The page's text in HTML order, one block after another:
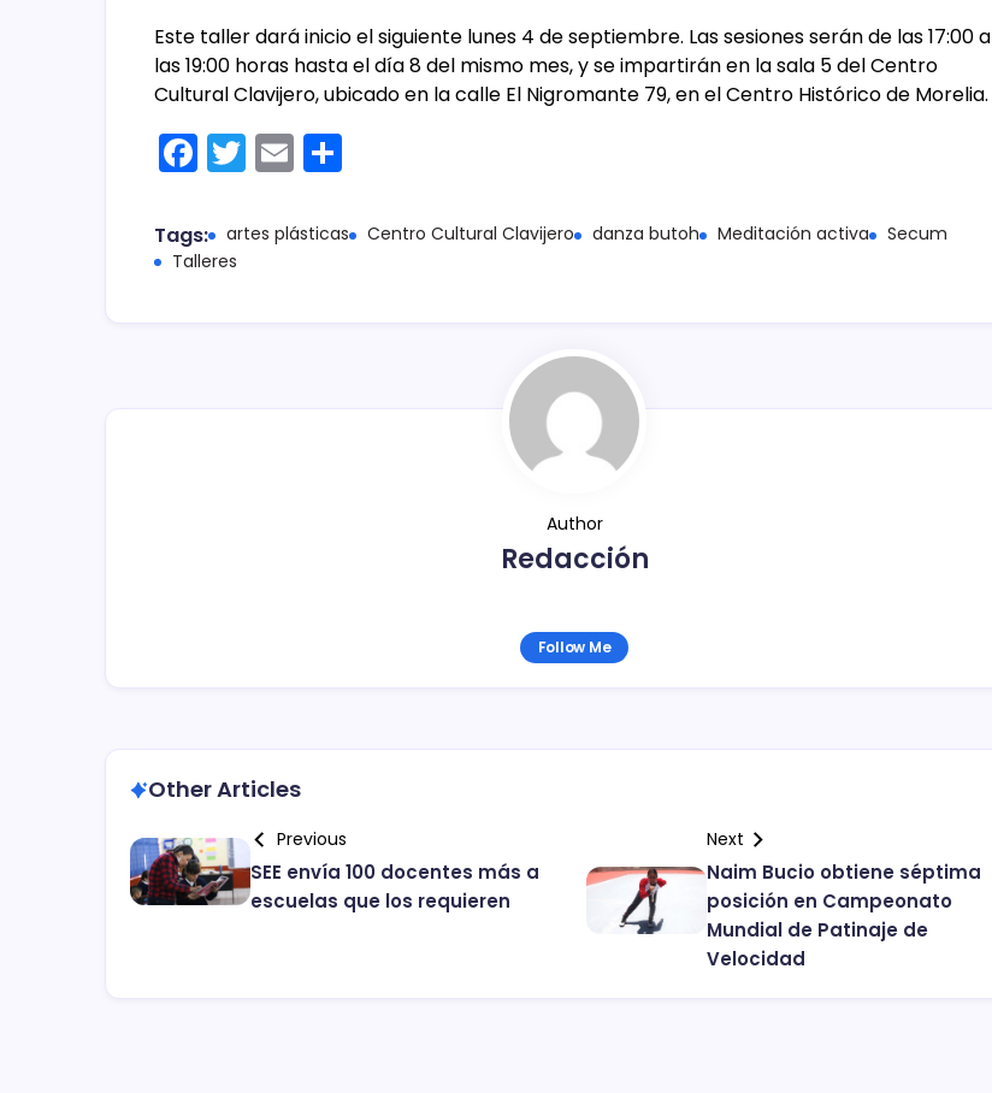
Este taller dará inicio el siguiente lunes 4 de septiembre. Las sesiones serán de las 17:00 a
las 19:00 horas hasta el día 8 del mismo mes, y se impartirán en la sala 5 del Centro
Cultural Clavijero, ubicado en la calle El Nigromante 79, en el Centro Histórico de Morelia.
F
c
e
T
itt
E
ai m
Tags: artes plásticas Centro Cultural Clavijero danza butoh Meditación activa
Secum
Talleres
Author
Redacción
Follow Me
Other Articles
Previous
SEE envía 100 docentes más a
escuelas que los requieren
Next
Naim Bucio obtiene séptima
posición en Campeonato
Mundial de Patinaje de
Velocidad